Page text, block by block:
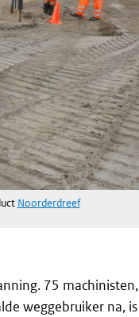
Noorderdreef
75 machinisten,
weggebruiker na, is